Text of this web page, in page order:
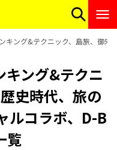
キング&テクニック、島旅、御朱
ング&テクニ
史時代、旅の
ルコラボ、D-B
覧